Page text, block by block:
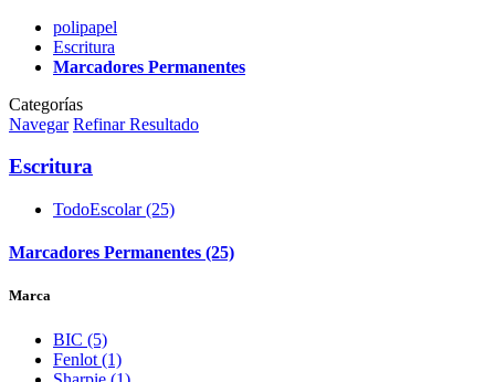
polipapel
Escritura
Marcadores Permanentes
Categorías
Navegar Refinar Resultado
Escritura
TodoEscolar (25)
Marcadores Permanentes (25)
Marca
BIC (5)
Fenlot (1)